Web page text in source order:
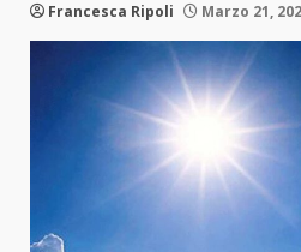
Francesca Ripoli Marzo 21,